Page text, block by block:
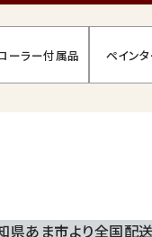
ーラー付属品 ペイン
県あま市より全国配